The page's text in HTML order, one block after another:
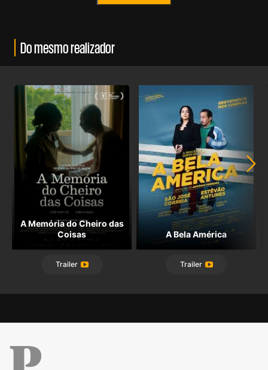
Do mesmo realizador
A Memória do Cheiro das
Coisas
Trailer
A Bela América
Trailer